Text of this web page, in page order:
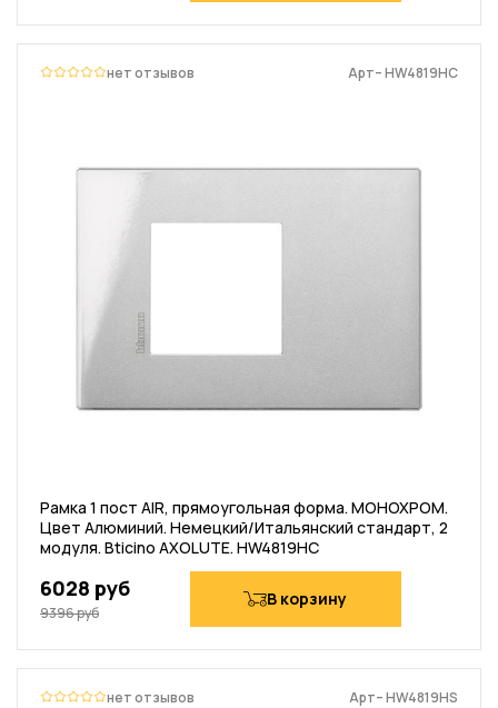
нет отзывов Арт– HW4819HC
Рамка 1 пост AIR, прямоугольная форма. МОНОХРОМ.
Цвет Алюминий. Немецкий/Итальянский стандарт, 2
модуля. Bticino AXOLUTE. HW4819HC
6028 руб
9396 руб
В корзину
нет отзывов Арт– HW4819HS